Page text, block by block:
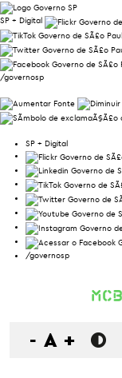
SP + Digital
/governosp
SP + Digital
/governosp
- A +